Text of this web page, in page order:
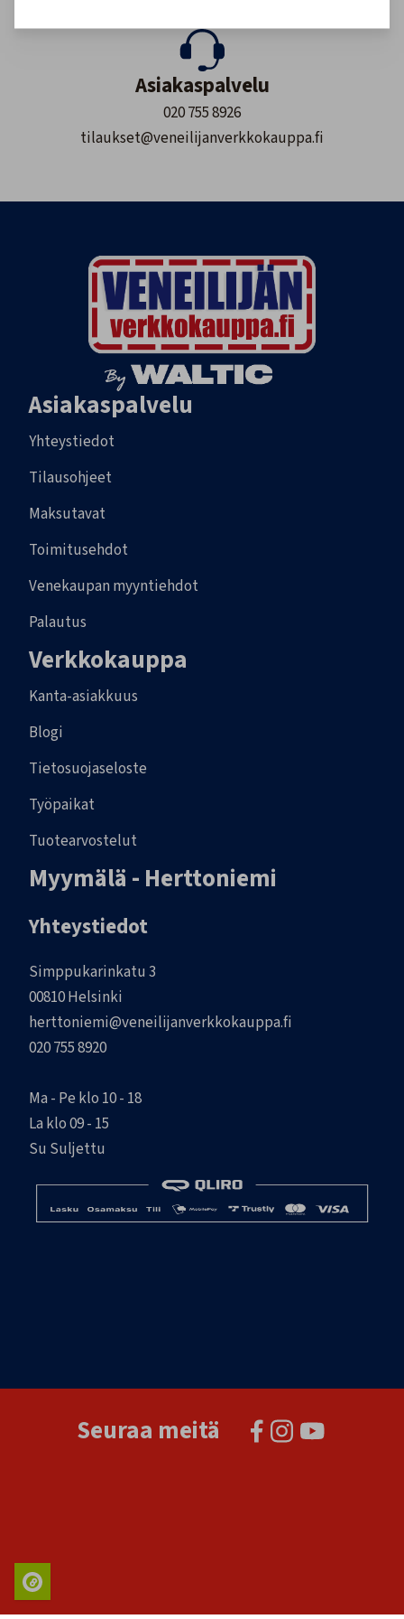
Asiakaspalvelu
020 755 8926
tilaukset@veneilijanverkkokauppa.fi
Asiakaspalvelu
Yhteystiedot
Tilausohjeet
Maksutavat
Toimitusehdot
Venekaupan myyntiehdot
Palautus
Verkkokauppa
Kanta-asiakkuus
Blogi
Tietosuojaseloste
Työpaikat
Tuotearvostelut
Myymälä - Herttoniemi
Yhteystiedot
Simppukarinkatu 3
00810 Helsinki
herttoniemi@veneilijanverkkokauppa.fi
020 755 8920
Ma - Pe klo 10 - 18
La klo 09 - 15
Su Suljettu
Seuraa meitä